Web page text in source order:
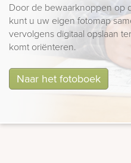
Door de bewaarknoppen op
kunt u uw eigen fotomap
vervolgens digitaal opslaan
komt oriënteren.
Naar het fotoboek